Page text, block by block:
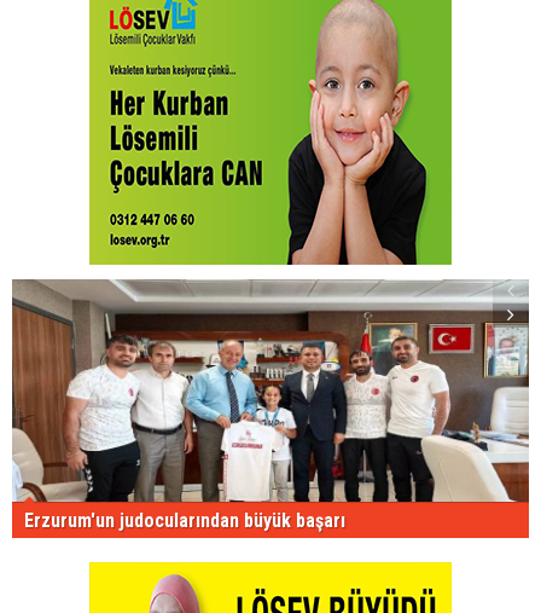
Erzurum'un judocularından büyük başarı